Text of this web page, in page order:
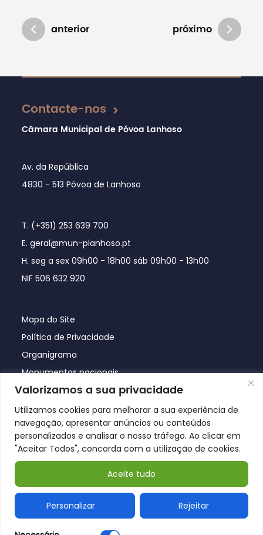
Valorizamos a sua privacidade
Utilizamos cookies para melhorar a sua experiência de
navegação, apresentar anúncios ou conteúdos
personalizados e analisar o nosso tráfego. Ao clicar em
"Aceitar Todos", concorda com a utilização de cookies.
Personalizar Rejeitar
Aceite tudo
anterior próximo
Atualizado em 07/08/2019
Contacte-nos
Câmara Municipal de Póvoa Lanhoso
Av. da República
4830 - 513 Póvoa de Lanhoso
T. (+351) 253 639 700
E. geral@mun-planhoso.pt
H. seg a sex 09h00 - 18h00 sáb 09h00 - 13h00
NIF 506 632 920
Mapa do Site
Política de Privacidade
Organigrama
Monumentos nacionais
© Póvoa de Lanhoso 2026